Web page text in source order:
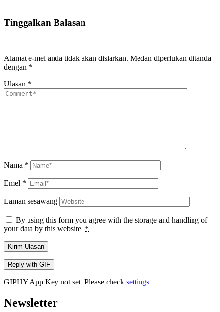
Tinggalkan Balasan
Alamat e-mel anda tidak akan disiarkan. Medan diperlukan ditanda
dengan *
Ulasan *
Nama *
Emel *
Laman sesawang
By using this form you agree with the storage and handling of
your data by this website. *
Kirim Ulasan
Reply with GIF
GIPHY App Key not set. Please check settings
Newsletter